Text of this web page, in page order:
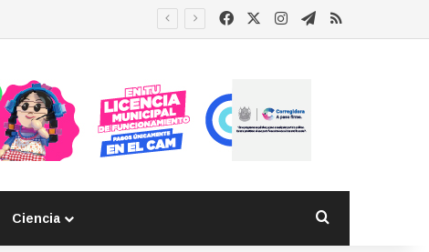
FacebookInstagram
Telegram
RSS
Ciencia